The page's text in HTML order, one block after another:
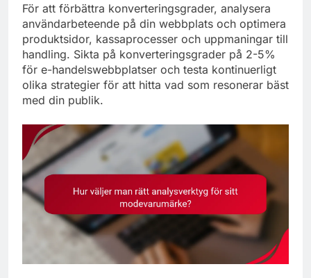
För att förbättra konverteringsgrader, analysera
användarbeteende på din webbplats och optimera
produktsidor, kassaprocesser och uppmaningar till
handling. Sikta på konverteringsgrader på 2-5%
för e-handelswebbplatser och testa kontinuerligt
olika strategier för att hitta vad som resonerar bäst
med din publik.